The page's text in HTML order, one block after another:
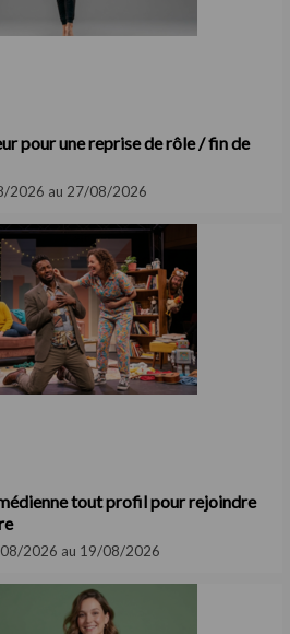
pour une reprise de rôle / fin de
2026 au 27/08/2026
tout profil pour rejoindre
2026 au 19/08/2026